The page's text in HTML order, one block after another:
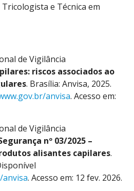
e Técnica em
de Vigilância
riscos associados ao
. Brasília: Anvisa, 2025.
anvisa. Acesso em:
de Vigilância
nº 03/2025 –
alisantes capilares.
. Acesso em: 12 fev. 2026.